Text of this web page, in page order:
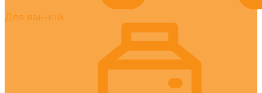
Для ванной